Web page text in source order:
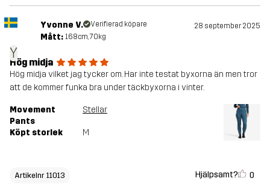
Y
Yvonne V. Verifierad köpare 28 september 2025
Mått: 168cm, 70kg
Hög midja
Hög midja vilket jag tycker om. Har inte testat byxorna än men tror
att de kommer funka bra under täckbyxorna i vinter.
Movement
Pants
Stellar
Köpt storlek M
Artikelnr 11013 Hjälpsamt? 0